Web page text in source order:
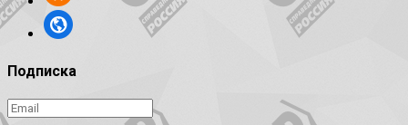
Подписка